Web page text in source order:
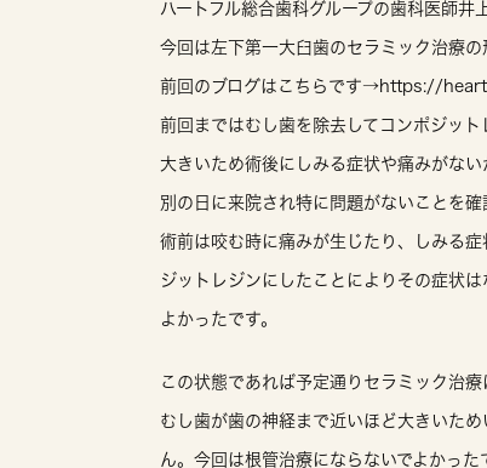
ハートフル総合歯科グループの歯科医師井
今回は左下第一大臼歯のセラミック治療の
前回のブログはこちらです→https://
前回まではむし歯を除去してコンポジッ
大きいため術後にしみる症状や痛みがな
別の日に来院され特に問題がないことを確
術前は咬む時に痛みが生じたり、しみる
ジットレジンにしたことによりその症状は
よかったです。
この状態であれば予定通りセラミック治療
むし歯が歯の神経まで近いほど大きいた
ん。今回は根管治療にならないでよかった